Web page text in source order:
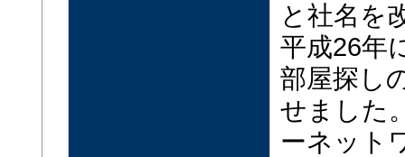
と社名を
平成26年
部屋探し
せました
ーネット